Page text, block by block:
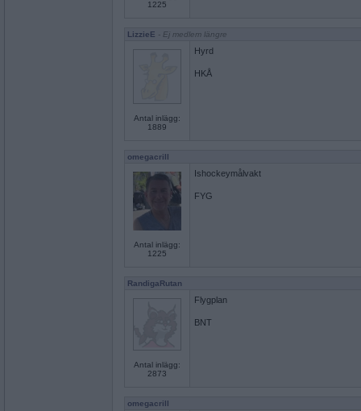
1225
LizzieE - Ej medlem längre
Antal inlägg:
1889
Hyrd
HKÅ
omegacrill
Antal inlägg:
1225
Ishockeymålvakt
FYG
RandigaRutan
Antal inlägg:
2873
Flygplan
BNT
omegacrill